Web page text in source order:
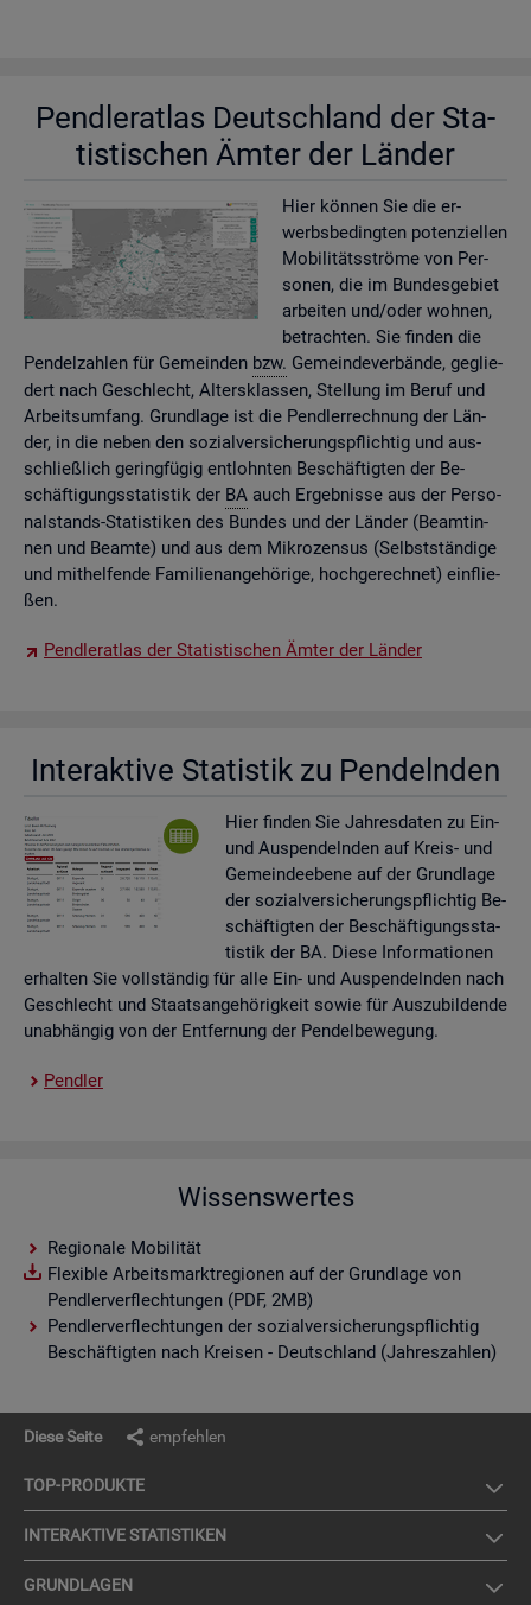
Pend­ler­at­las Deutsch­land der Sta­
tis­ti­schen Ämter der Län­der
Hier kön­nen Sie die er­
werbs­be­ding­ten po­ten­zi­el­len
Mo­bi­li­täts­strö­me von Per­
so­nen, die im Bun­des­ge­biet
ar­bei­ten und/oder woh­nen,
be­trach­ten. Sie fin­den die
Pen­del­zah­len für Ge­mein­den bzw. Ge­mein­de­ver­bän­de, ge­glie­
dert nach Ge­schlecht, Al­ters­klas­sen, Stel­lung im Beruf und
Ar­beits­um­fang. Grund­la­ge ist die Pend­ler­rech­nung der Län­
der, in die neben den so­zi­al­ver­si­che­rungs­pflich­tig und aus­
schlie­ß­lich ge­ring­fü­gig ent­lohn­ten Be­schäf­tig­ten der Be­
schäf­ti­gungs­sta­tis­tik der BA auch Er­geb­nis­se aus der Per­so­
nal­stands-Sta­tis­ti­ken des Bun­des und der Län­der (Be­am­tin­
nen und Be­am­te) und aus dem Mi­kro­zen­sus (Selbst­stän­di­ge
und mit­hel­fen­de Fa­mi­li­en­an­ge­hö­ri­ge, hoch­ge­rech­net) ein­flie­
ßen.
Pend­ler­at­las der Sta­tis­ti­schen Ämter der Län­der
In­ter­ak­ti­ve Sta­tis­tik zu Pen­deln­den
Hier fin­den Sie Jah­res­da­ten zu Ein-
und Aus­pen­deln­den auf Kreis- und
Ge­mein­de­ebe­ne auf der Grund­la­ge
der so­zi­al­ver­si­che­rungs­pflich­tig Be­
schäf­tig­ten der Be­schäf­ti­gungs­sta­
tis­tik der BA. Diese In­for­ma­tio­nen
er­hal­ten Sie voll­stän­dig für alle Ein- und Aus­pen­deln­den nach
Ge­schlecht und Staats­an­ge­hö­rig­keit sowie für Aus­zu­bil­den­de
un­ab­hän­gig von der Ent­fer­nung der Pen­del­be­we­gung.
Pend­ler
Wissenswertes
Regionale Mobilität
Flexible Arbeitsmarktregionen auf der Grundlage von
Pendlerverflechtungen (PDF, 2MB)
Pendlerverflechtungen der sozialversicherungspflichtig
Beschäftigten nach Kreisen - Deutschland (Jahreszahlen)
Diese Seite empfehlen
TOP-PRO­DUK­TE
IN­TER­AK­TI­VE STA­TIS­TI­KEN
GRUND­LA­GEN